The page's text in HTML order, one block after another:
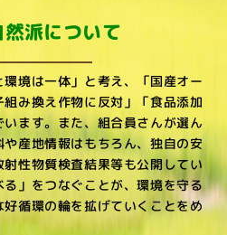
派について
境は一体」と考え、 「国産オー
み換え作物に反対」「食品添加
います。また、組合員さんが選ん
産地情報はもちろん、独自の安
射性物質検査結果等も公開してい
る」をつなぐことが、環境を守る
好循環の輪を拡げていくことをめ